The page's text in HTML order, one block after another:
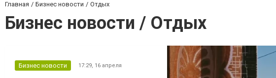
Главная Бизнес новости Отдых
Бизнес новости / Отдых
Бизнес новости 17:29, 16 апреля